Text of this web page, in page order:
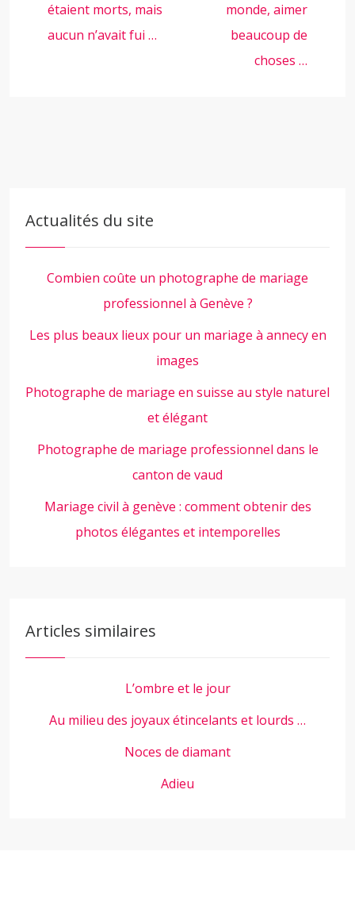
étaient morts, mais
aucun n’avait fui …
monde, aimer
beaucoup de
choses …
Actualités du site
Combien coûte un photographe de mariage
professionnel à Genève ?
Les plus beaux lieux pour un mariage à annecy en
images
Photographe de mariage en suisse au style naturel
et élégant
Photographe de mariage professionnel dans le
canton de vaud
Mariage civil à genève : comment obtenir des
photos élégantes et intemporelles
Articles similaires
L’ombre et le jour
Au milieu des joyaux étincelants et lourds …
Noces de diamant
Adieu